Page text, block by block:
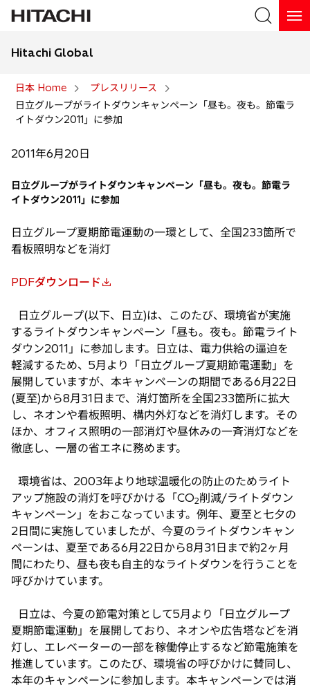
検索
Hitachi Global
日本 Home
プレスリリース
日立グループがライトダウンキャンペーン「昼も。夜も。節電ラ
イトダウン2011」に参加
2011年6月20日
日立グループがライトダウンキャンペーン「昼も。夜も。節電ラ
イトダウン2011」に参加
日立グループ夏期節電運動の一環として、全国233箇所で
看板照明などを消灯
PDFダウンロード
新
い
タ
ブ
で
開
く
日立グループ(以下、日立)は、このたび、環境省が実施
するライトダウンキャンペーン「昼も。夜も。節電ライト
ダウン2011」に参加します。日立は、電力供給の逼迫を
軽減するため、5月より「日立グループ夏期節電運動」を
展開していますが、本キャンペーンの期間である6月22日
(夏至)から8月31日まで、消灯箇所を全国233箇所に拡大
し、ネオンや看板照明、構内外灯などを消灯します。その
ほか、オフィス照明の一部消灯や昼休みの一斉消灯などを
徹底し、一層の省エネに務めます。
環境省は、2003年より地球温暖化の防止のためライト
アップ施設の消灯を呼びかける「CO2削減/ライトダウン
キャンペーン」をおこなっています。例年、夏至と七夕の
2日間に実施していましたが、今夏のライトダウンキャン
ペーンは、夏至である6月22日から8月31日まで約2ヶ月
間にわたり、昼も夜も自主的なライトダウンを行うことを
呼びかけています。
日立は、今夏の節電対策として5月より「日立グループ
夏期節電運動」を展開しており、ネオンや広告塔などを消
灯し、エレベーターの一部を稼働停止するなど節電施策を
推進しています。このたび、環境省の呼びかけに賛同し、
本年のキャンペーンに参加します。本キャンペーンでは消